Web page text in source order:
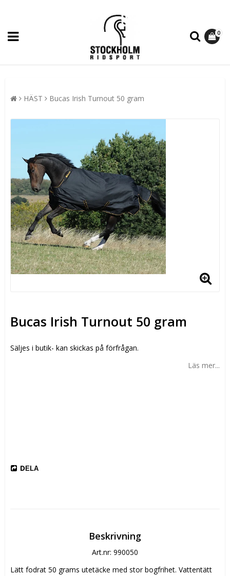
0
HÄST Bucas Irish Turnout 50 gram
Bucas Irish Turnout 50 gram
Säljes i butik- kan skickas på förfrågan.
Läs mer...
DELA
Beskrivning
Art.nr: 990050
Lätt fodrat 50 grams utetäcke med stor bogfrihet. Vattentätt